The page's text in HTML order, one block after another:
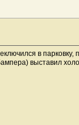
в
выставил